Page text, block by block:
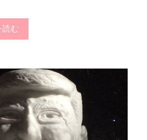
読む